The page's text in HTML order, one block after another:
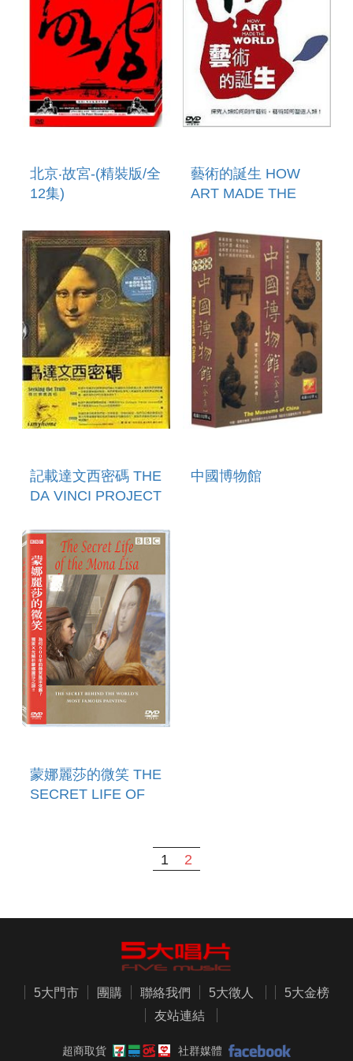
北京‧故宮-(精裝版/全
12集)
藝術的誕生 HOW
ART MADE THE
記載達文西密碼 THE
DA VINCI PROJECT
中國博物館
蒙娜麗莎的微笑 THE
SECRET LIFE OF
1 2
5大門市 團購 聯絡我們 5大徵人
5大金榜
友站連結
超商取貨 社群媒體